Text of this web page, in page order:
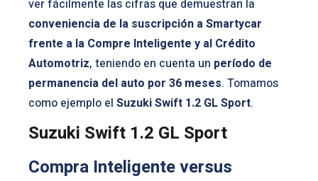
ver fácilmente las cifras que demuestran la
conveniencia de la suscripción a Smartycar
frente a la Compre Inteligente y al Crédito
Automotriz, teniendo en cuenta un período de
permanencia del auto por 36 meses. Tomamos
como ejemplo el Suzuki Swift 1.2 GL Sport.
Suzuki Swift 1.2 GL Sport
Compra Inteligente versus